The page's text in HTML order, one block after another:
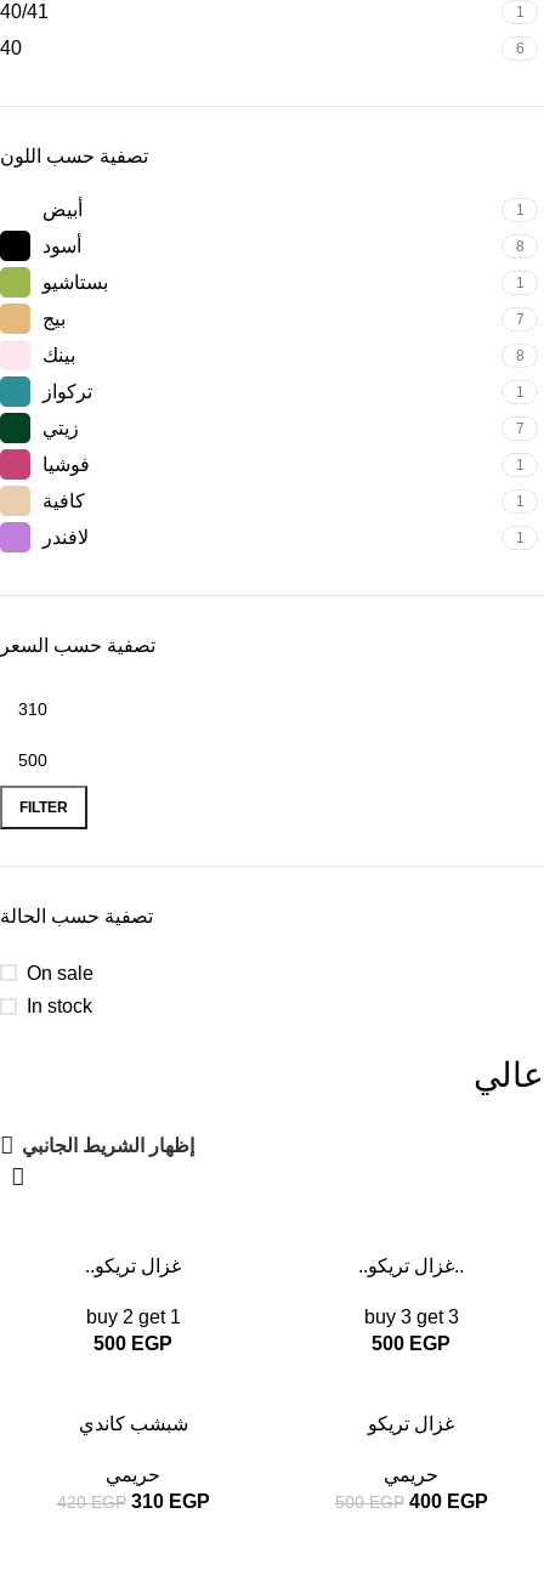
40/41 1
40 6
تصفية حسب اللون
أبيض 1
أسود 8
بستاشيو 1
بيج 7
بينك 8
تركواز 1
زيتي 7
فوشيا 1
كافية 1
لافندر 1
تصفية حسب السعر
FILTER
تصفية حسب الحالة
On sale
In stock
عالي
إظهار الشريط الجانبي
..غزال تريكو
buy 2 get 1
500 EGP
..غزال تريكو..
buy 3 get 3
500 EGP
شبشب كاندي
حريمي
420EGP 310 EGP
غزال تريكو
حريمي
500EGP 400 EGP